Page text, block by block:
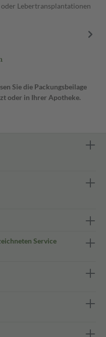
Lebertransplantationen
Sie die Packungsbeilage
oder in Ihrer Apotheke.
Service